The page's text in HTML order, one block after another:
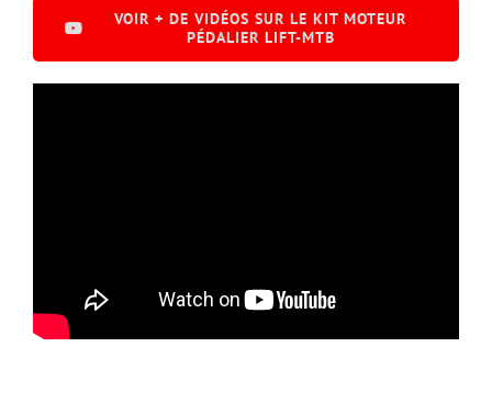
VOIR + DE VIDÉOS SUR LE KIT MOTEUR
PÉDALIER LIFT-MTB